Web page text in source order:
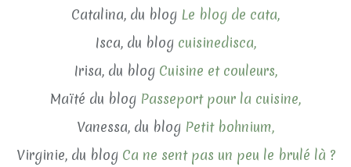
Catalina, du blog Le blog de cata,
Isca, du blog cuisinedisca,
Irisa, du blog Cuisine et couleurs,
Maïté du blog Passeport pour la cuisine,
Vanessa, du blog Petit bohnium,
Virginie, du blog Ca ne sent pas un peu le brulé là ?